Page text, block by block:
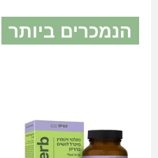
הנמכרים ביותר